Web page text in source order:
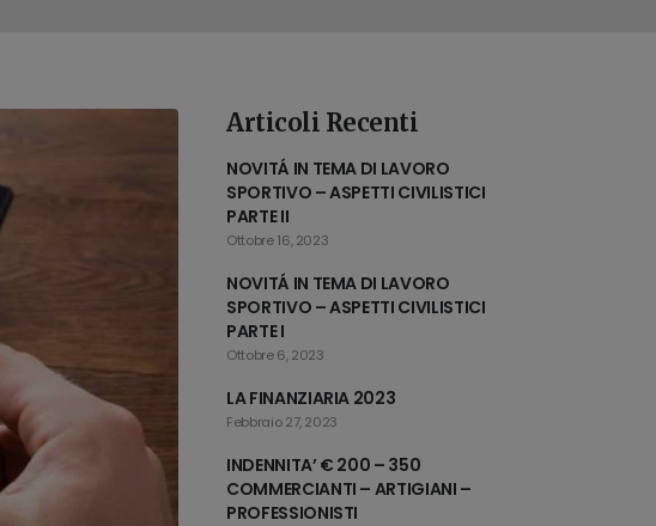
Articoli Recenti
NOVITÁ IN TEMA DI LAVORO
SPORTIVO – ASPETTI CIVILISTICI
PARTE II
Ottobre 16, 2023
NOVITÁ IN TEMA DI LAVORO
SPORTIVO – ASPETTI CIVILISTICI
PARTE I
Ottobre 6, 2023
LA FINANZIARIA 2023
Febbraio 27, 2023
INDENNITA’ € 200 – 350
COMMERCIANTI – ARTIGIANI –
PROFESSIONISTI